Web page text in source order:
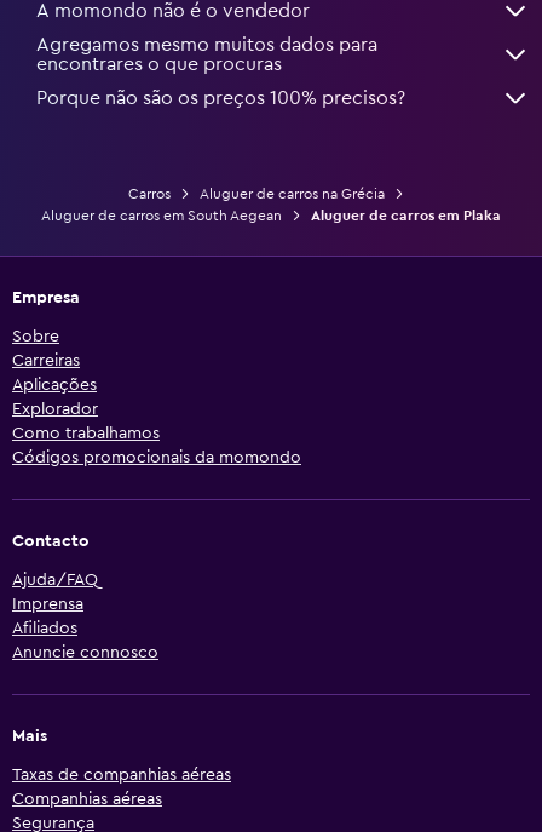
A momondo não é o vendedor
Agregamos mesmo muitos dados para
encontrares o que procuras
Porque não são os preços 100% precisos?
Carros
Aluguer de carros na Grécia
Aluguer de carros em South Aegean
Aluguer de carros em Plaka
Empresa
Sobre
Carreiras
Aplicações
Explorador
Como trabalhamos
Códigos promocionais da momondo
Contacto
Ajuda/FAQ
Imprensa
Afiliados
Anuncie connosco
Mais
Taxas de companhias aéreas
Companhias aéreas
Segurança